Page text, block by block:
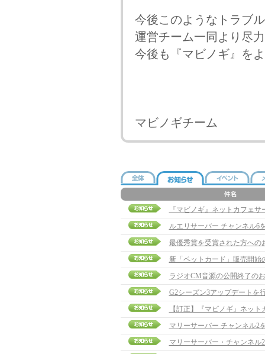
今後このようなトラブ
運営チーム一同より尽
今後も『マビノギ』を
マビノギチーム
『マビノギ』ネットカフェ
ルエリサーバー チャンネル6
最優秀賞を受賞された方への
新「ペットカード」販売開始
ラジオCM音源の公開終了の
G2シーズン3アップデートを
【訂正】『マビノギ』ネッ
マリーサーバー チャンネル2
マリーサーバー・チャンネル